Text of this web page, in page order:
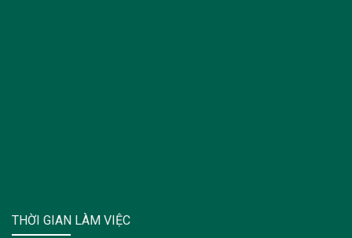
THỜI GIAN LÀM VIỆC